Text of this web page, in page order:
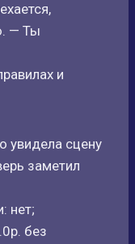
— Ты
и
увидела сцену
заметил
нет;
без